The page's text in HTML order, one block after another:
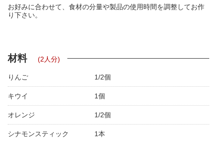
お好みに合わせて、食材の分量や製品の使用時間を調整してお作
り下さい。
材料 (2人分)
りんご 1/2個
キウイ 1個
オレンジ 1/2個
シナモンスティック 1本